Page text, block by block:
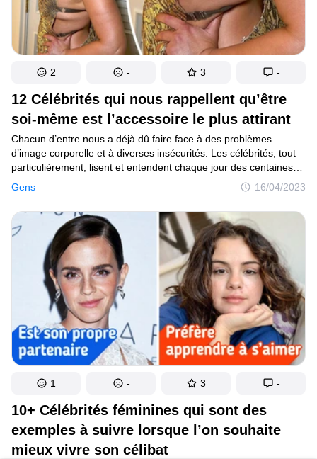
12 Célébrités qui nous rappellent qu’être
soi-même est l’accessoire le plus attirant
Gens 16/04/2023
Chacun d’entre nous a déjà dû faire face à des problèmes
d’image corporelle et à diverses insécurités. Les célébrités, tout
particulièrement, lisent et entendent chaque jour des centaines
de commentaires désobligeants sur leur poids, leur style et leur
apparence en général. Mais la plupart d’entre elles ne laissent
pas les “body shamers” s’en tirer à si bon compte, et font souvent
des remarques percutantes ou pleines d’esprit pour nous montrer
le pouvoir de l’amour de soi. Voici quelques célébrités qui ont
tenu tête aux trolls en ligne.
2 - 3 -
10+ Célébrités féminines qui sont des
exemples à suivre lorsque l’on souhaite
mieux vivre son célibat
1 - 3 -